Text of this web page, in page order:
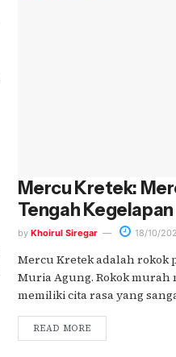
Mercu Kretek:
Tengah Kegelapan
by Khoirul Siregar 18/10/
Mercu Kretek adalah rokok
Muria Agung. Rokok
memiliki cita rasa yang
READ MORE